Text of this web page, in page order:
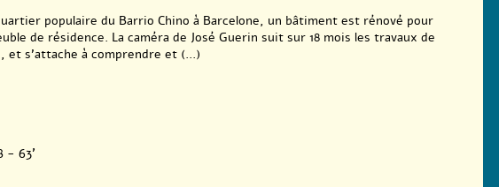
populaire du Barrio Chino à Barcelone, un bâtiment est rénové pour
de résidence. La caméra de José Guerin suit sur 18 mois les travaux de
et s’attache à comprendre et (...)
- 63'